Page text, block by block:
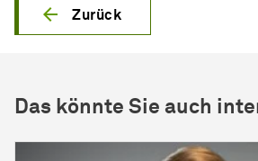
Zurück
Das könnte Sie auch